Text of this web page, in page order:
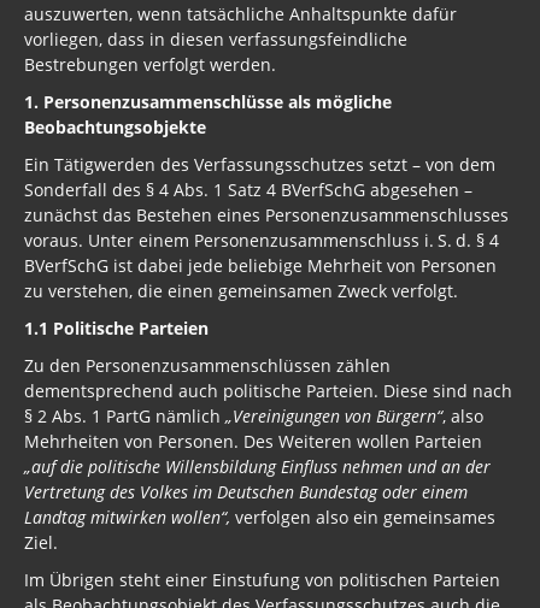
auszuwerten, wenn tatsächliche Anhaltspunkte dafür
vorliegen, dass in diesen verfassungsfeindliche
Bestrebungen verfolgt werden.
1. Personenzusammenschlüsse als mögliche
Beobachtungsobjekte
Ein Tätigwerden des Verfassungsschutzes setzt – von dem
Sonderfall des § 4 Abs. 1 Satz 4 BVerfSchG abgesehen –
zunächst das Bestehen eines Personenzusammenschlusses
voraus. Unter einem Personenzusammenschluss i. S. d. § 4
BVerfSchG ist dabei jede beliebige Mehrheit von Personen
zu verstehen, die einen gemeinsamen Zweck verfolgt.
1.1 Politische Parteien
Zu den Personenzusammenschlüssen zählen
dementsprechend auch politische Parteien. Diese sind nach
§ 2 Abs. 1 PartG nämlich „Vereinigungen von Bürgern“, also
Mehrheiten von Personen. Des Weiteren wollen Parteien
„auf die politische Willensbildung Einfluss nehmen und an der
Vertretung des Volkes im Deutschen Bundestag oder einem
Landtag mitwirken wollen“, verfolgen also ein gemeinsames
Ziel.
Im Übrigen steht einer Einstufung von politischen Parteien